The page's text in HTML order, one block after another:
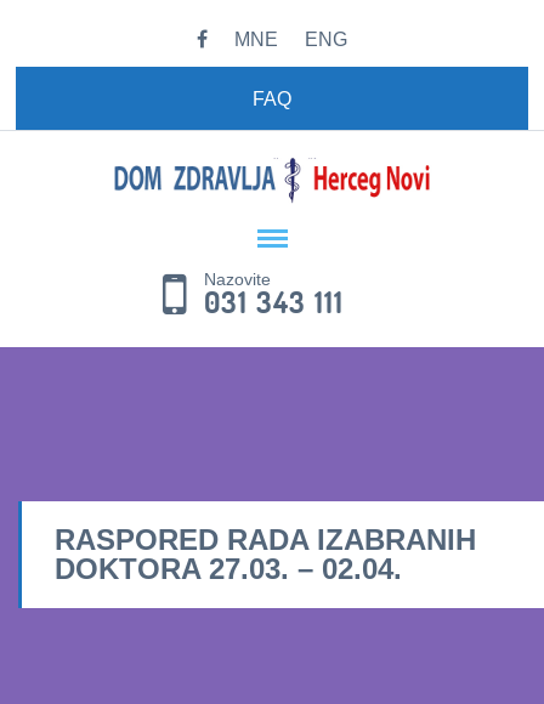
MNE ENG
FAQ
Nazovite
031 343 111
RASPORED RADA IZABRANIH
DOKTORA 27.03. – 02.04.